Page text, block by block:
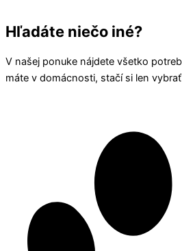
Hľadáte niečo iné?
V našej ponuke nájdete všetko
máte v domácnosti, stačí si len vybrať